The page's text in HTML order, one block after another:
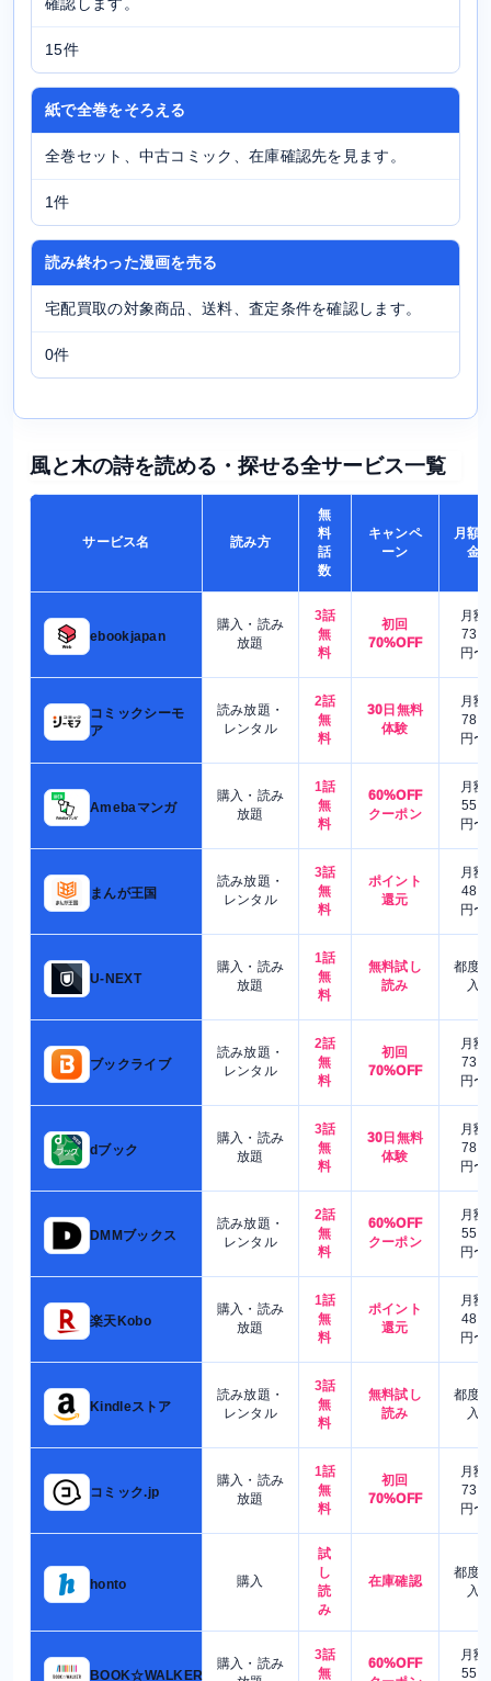
確認します。
15件
紙で全巻をそろえる
全巻セット、中古コミック、在庫確認先を見ます。
1件
読み終わった漫画を売る
宅配買取の対象商品、送料、査定条件を確認します。
0件
風と木の詩を読める・探せる全サービス一覧
サービス名 読み方
無
料
話
数
キャンペ
ーン
月額
金
ebookjapan
購入・読み
放題
3話
無
料
初回
70%OFF
月額
730
円〜
コミックシーモ
ア
読み放題・
レンタル
2話
無
料
30日無料
体験
月額
780
円〜
Amebaマンガ
購入・読み
放題
1話
無
料
60%OFF
クーポン
月額
550
円〜
まんが王国
読み放題・
レンタル
3話
無
料
ポイント
還元
月額
480
円〜
U-NEXT
購入・読み
放題
1話
無
料
無料試し
読み
都度
入
ブックライブ
読み放題・
レンタル
2話
無
料
初回
70%OFF
月額
730
円〜
dブック
購入・読み
放題
3話
無
料
30日無料
体験
月額
780
円〜
DMMブックス
読み放題・
レンタル
2話
無
料
60%OFF
クーポン
月額
550
円〜
楽天Kobo
購入・読み
放題
1話
無
料
ポイント
還元
月額
480
円〜
Kindleストア
読み放題・
レンタル
3話
無
料
無料試し
読み
都度
入
コミック.jp
購入・読み
放題
1話
無
料
初回
70%OFF
月額
730
円〜
honto 購入
試
し
読
み
在庫確認
都度
入
BOOK☆WALKER
購入・読み
3話
無
60%OFF
月額
550